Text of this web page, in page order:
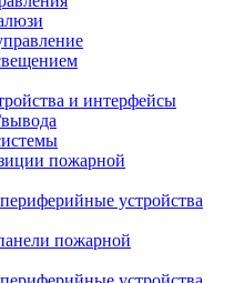
и интерфейсы
пожарной
устройства
пожарной